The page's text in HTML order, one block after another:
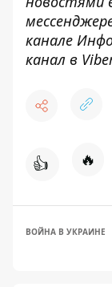
канале
канал в
👍 🔥
ВОЙНА В УКРАИНЕ